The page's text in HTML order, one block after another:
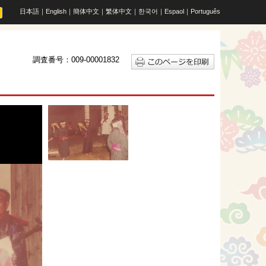
日本語 ｜ English ｜ 簡体中文 ｜ 繁体中文 ｜ 한국어 ｜ Espaol ｜ Português
調査番号：009-00001832